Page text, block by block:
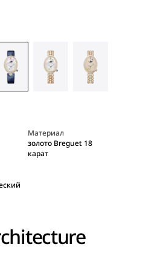
Материал
золото Breguet 18
карат